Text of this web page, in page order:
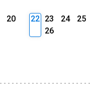
20
22 23 24
25
26